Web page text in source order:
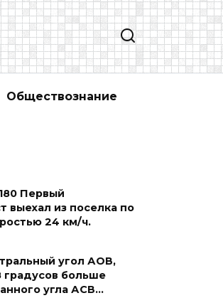
Обществознание
Первый
выехал из поселка по
24 км/ч.
угол АОВ,
градусов больше
угла АСВ…